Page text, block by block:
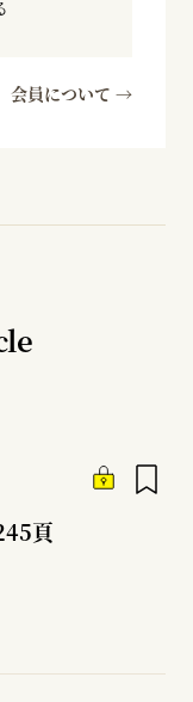
会員について →
頁